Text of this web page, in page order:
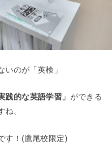
いのが「英検」
践的な英語学習」 ができる
ね。
す！(鷹尾校限定)